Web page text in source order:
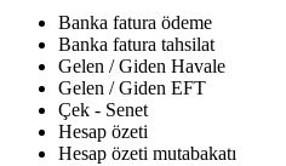
Banka fatura ödeme
Banka fatura tahsilat
Gelen / Giden Havale
Gelen / Giden EFT
Çek - Senet
Hesap özeti
Hesap özeti mutabakatı